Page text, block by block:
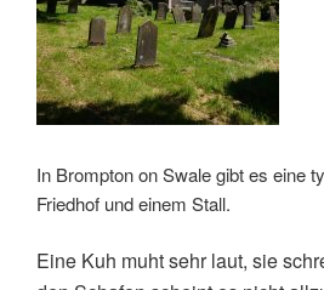
In Brompton on Swale gibt es eine
Friedhof und einem Stall.
Eine Kuh muht sehr laut, sie